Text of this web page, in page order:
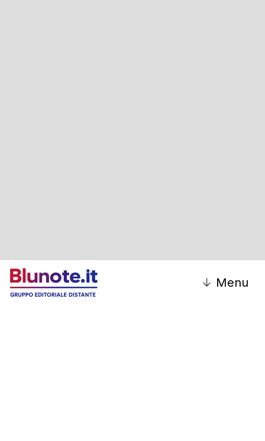
↓ Menu